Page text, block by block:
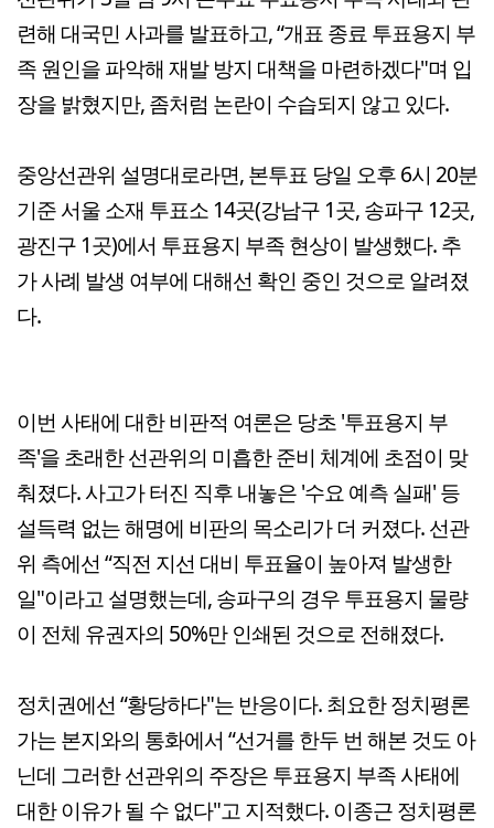
련해 대국민 사과를 발표하고, “개표 종료 투표용지 부
족 원인을 파악해 재발 방지 대책을 마련하겠다"며 입
장을 밝혔지만, 좀처럼 논란이 수습되지 않고 있다.
중앙선관위 설명대로라면, 본투표 당일 오후 6시 20분
기준 서울 소재 투표소 14곳(강남구 1곳, 송파구 12곳,
광진구 1곳)에서 투표용지 부족 현상이 발생했다. 추
가 사례 발생 여부에 대해선 확인 중인 것으로 알려졌
다.
이번 사태에 대한 비판적 여론은 당초 '투표용지 부
족'을 초래한 선관위의 미흡한 준비 체계에 초점이 맞
춰졌다. 사고가 터진 직후 내놓은 '수요 예측 실패' 등
설득력 없는 해명에 비판의 목소리가 더 커졌다. 선관
위 측에선 “직전 지선 대비 투표율이 높아져 발생한
일"이라고 설명했는데, 송파구의 경우 투표용지 물량
이 전체 유권자의 50%만 인쇄된 것으로 전해졌다.
정치권에선 “황당하다"는 반응이다. 최요한 정치평론
가는 본지와의 통화에서 “선거를 한두 번 해본 것도 아
닌데 그러한 선관위의 주장은 투표용지 부족 사태에
대한 이유가 될 수 없다"고 지적했다. 이종근 정치평론